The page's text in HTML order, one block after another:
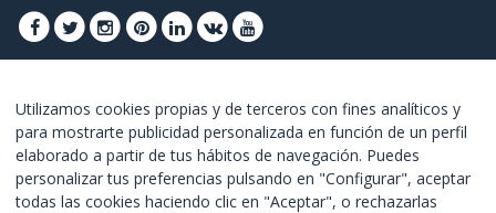
ÚNETE PARA OBTENER OFERTAS DE ÚLTIMO
MINUTO
UNETE
Utilizamos cookies propias y de terceros con fines analíticos y
para mostrarte publicidad personalizada en función de un perfil
elaborado a partir de tus hábitos de navegación. Puedes
personalizar tus preferencias pulsando en "Configurar", aceptar
todas las cookies haciendo clic en "Aceptar", o rechazarlas